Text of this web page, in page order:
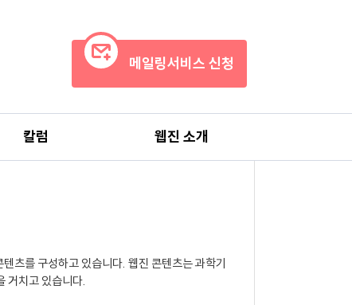
메일링서비스 신청
칼럼 웹진 소개
츠를 구성하고 있습니다. 웹진 콘텐츠는 과학기
거치고 있습니다.